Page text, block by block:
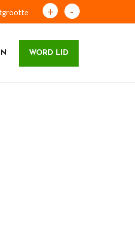
+ -
WORD LID